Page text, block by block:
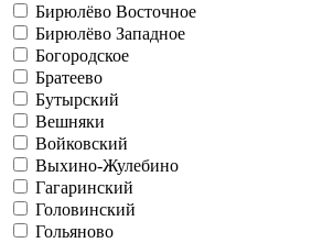
Бирюлёво Восточное
Бирюлёво Западное
Богородское
Братеево
Бутырский
Вешняки
Войковский
Выхино-Жулебино
Гагаринский
Головинский
Гольяново